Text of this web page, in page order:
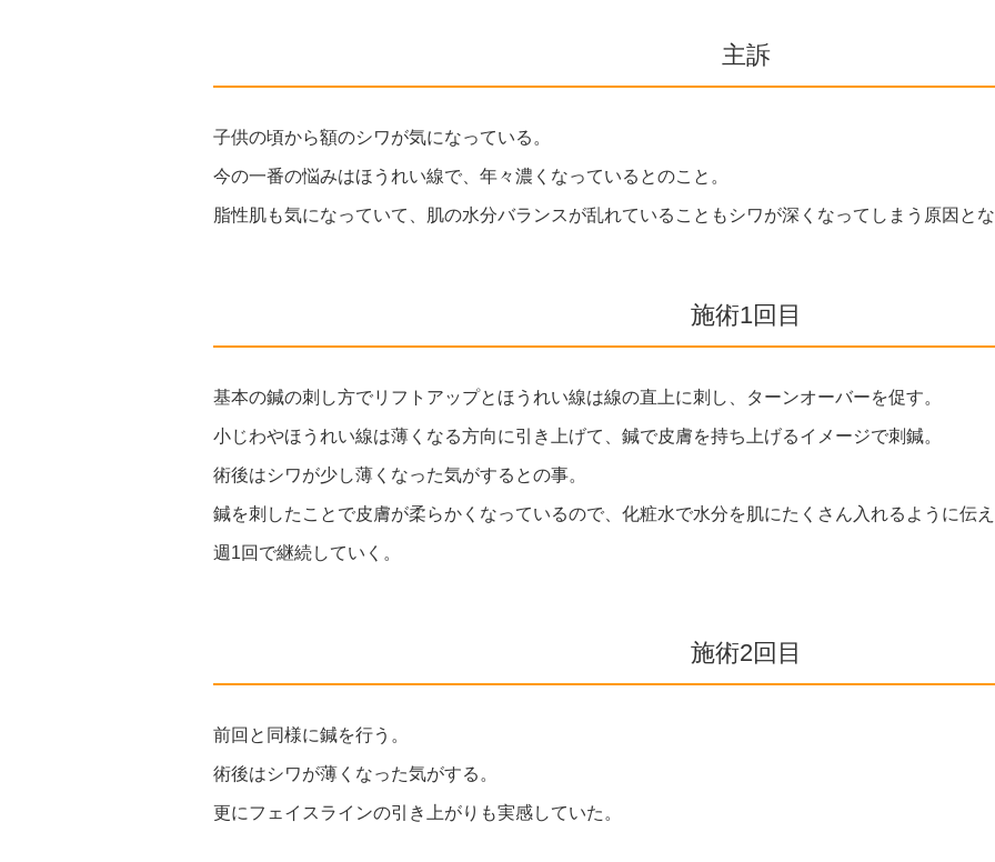
主訴
子供の頃から額のシワが気になっている。
今の一番の悩みはほうれい線で、年々濃くなっているとのこと。
脂性肌も気になっていて、肌の水分バランスが乱れていることもシワが深くなってしまう原因と
施術1回目
基本の鍼の刺し方でリフトアップとほうれい線は線の直上に刺し、ターンオーバーを促す。
小じわやほうれい線は薄くなる方向に引き上げて、鍼で皮膚を持ち上げるイメージで刺鍼。
術後はシワが少し薄くなった気がするとの事。
鍼を刺したことで皮膚が柔らかくなっているので、化粧水で水分を肌にたくさん入れるように伝
週1回で継続していく。
施術2回目
前回と同様に鍼を行う。
術後はシワが薄くなった気がする。
更にフェイスラインの引き上がりも実感していた。